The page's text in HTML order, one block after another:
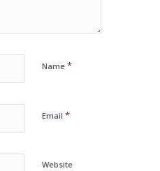
Name *
Email *
Website